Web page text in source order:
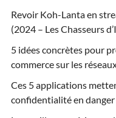
Revoir Koh-Lanta en
(2024 – Les Chasseurs
5 idées concrètes pour
commerce sur les
Ces 5 applications
confidentialité en